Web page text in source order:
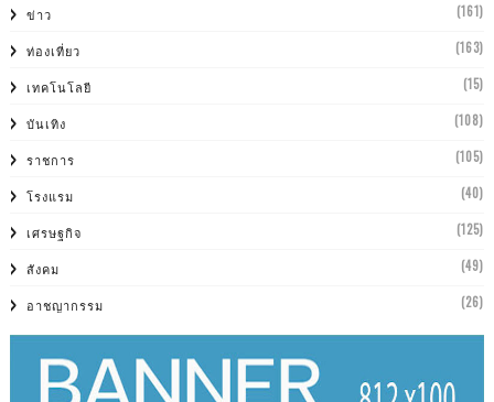
ข่าว (161)
ท่องเที่ยว (163)
เทคโนโลยี (15)
บันเทิง (108)
ราชการ (105)
โรงแรม (40)
เศรษฐกิจ (125)
สังคม (49)
อาชญากรรม (26)